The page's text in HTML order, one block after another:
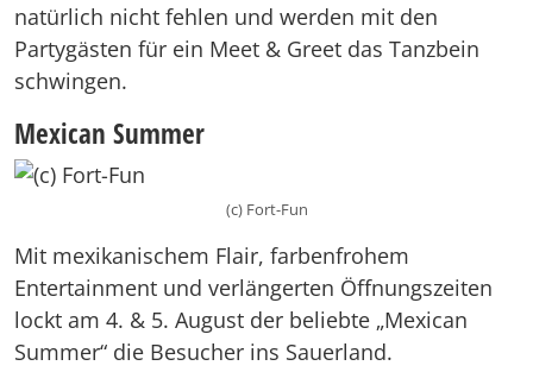
natürlich nicht fehlen und werden mit den
Partygästen für ein Meet & Greet das Tanzbein
schwingen.
Mexican Summer
(c) Fort-Fun
Mit mexikanischem Flair, farbenfrohem
Entertainment und verlängerten Öffnungszeiten
lockt am 4. & 5. August der beliebte „Mexican
Summer“ die Besucher ins Sauerland.